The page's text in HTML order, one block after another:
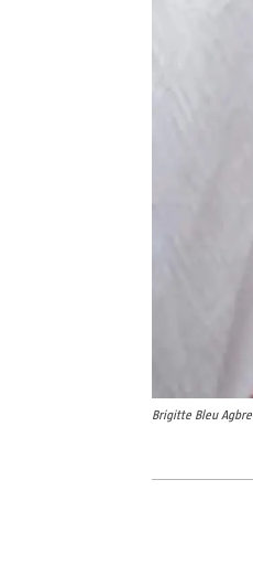
Brigitte Bleu Agbre